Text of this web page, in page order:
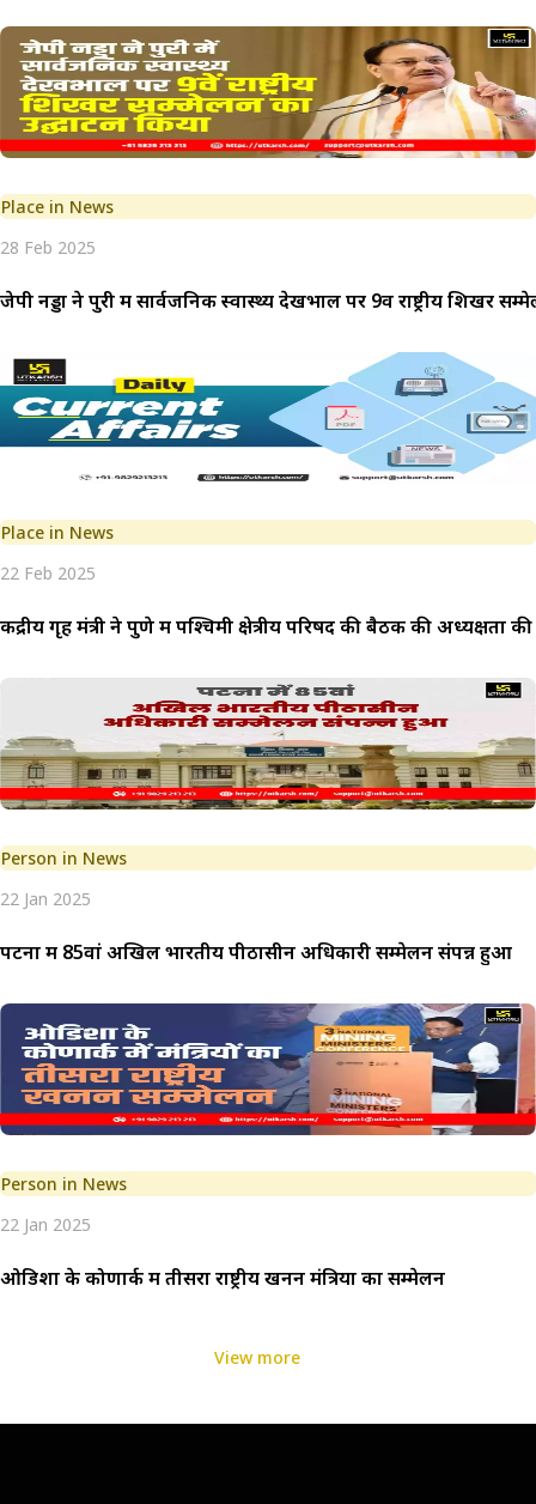
Place in News
28 Feb 2025
जेपी नड्डा ने पुरी में सार्वजनिक स्वास्थ्य देखभाल पर 9वें राष्ट्रीय शिखर
Place in News
22 Feb 2025
केंद्रीय गृह मंत्री ने पुणे में पश्चिमी क्षेत्रीय परिषद की बैठक की अध्यक्षता की
Person in News
22 Jan 2025
पटना में 85वां अखिल भारतीय पीठासीन अधिकारी सम्मेलन संपन्न हुआ
Person in News
22 Jan 2025
ओडिशा के कोणार्क में तीसरा राष्ट्रीय खनन मंत्रियों का सम्मेलन
View more